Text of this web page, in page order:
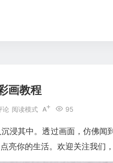
画教程
论 95
阅读模式
浸其中。透过画面，仿佛闻
你的生活。欢迎关注我们